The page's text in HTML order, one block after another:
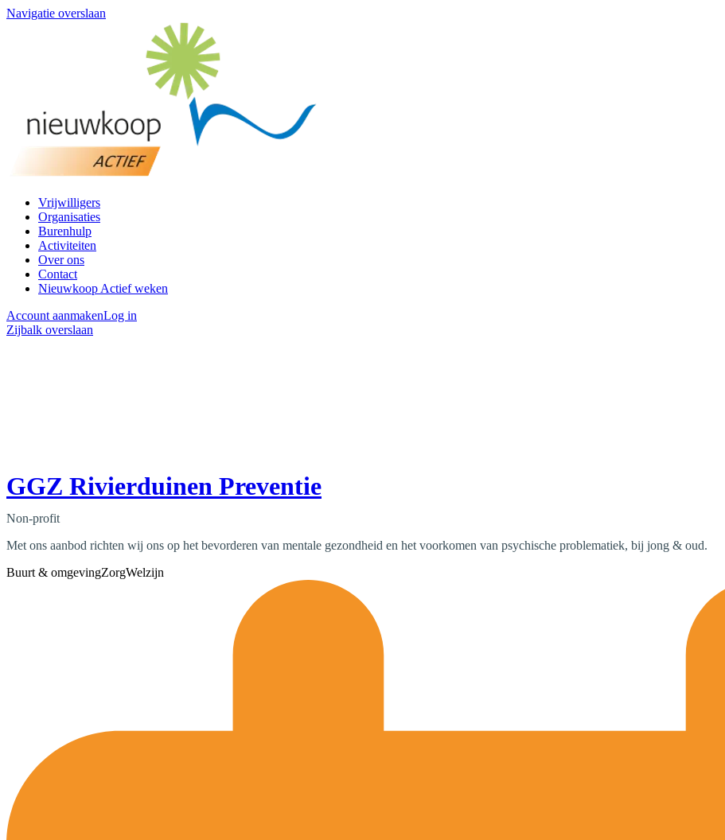
Navigatie overslaan
Vrijwilligers
Organisaties
Burenhulp
Activiteiten
Over ons
Contact
Nieuwkoop Actief weken
Account aanmakenLog in
Zijbalk overslaan
GGZ Rivierduinen Preventie
Non-profit
Met ons aanbod richten wij ons op het bevorderen van mentale gezondheid en het voorkomen van psychische problematiek, bij jong & oud.
Buurt & omgevingZorgWelzijn